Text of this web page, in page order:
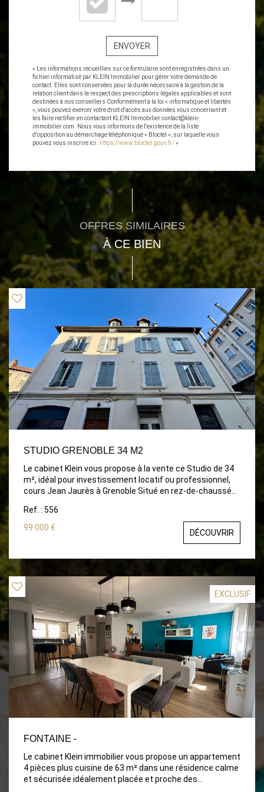
ENVOYER
« Les informations recueillies sur ce formulaire sont enregistrées dans un
fichier informatisé par KLEIN Immobilier pour gérer votre demande de
contact. Elles sont conservées pour la durée nécessaire à la gestion de la
relation client dans le respect des prescriptions légales applicables et sont
destinées à nos conseillers Conformément à la loi « informatique et libertés
», vous pouvez exercer votre droit d'accès aux données vous concernant et
les faire rectifier en contactant KLEIN Immobilier contact@klein-
immobilier.com. Nous vous informons de l'existence de la liste
d'opposition au démarchage téléphonique « Bloctel », sur laquelle vous
pouvez vous inscrire ici : https://www.bloctel.gouv.fr/»
OFFRES SIMILAIRES
À CE BIEN
STUDIO GRENOBLE 34 M2
Le cabinet Klein vous propose à la vente ce Studio de 34
m², idéal pour investissement locatif ou professionnel,
cours Jean Jaurès à Grenoble Situé en rez-de-chaussée
présente un grand potentiel, que ce soit pour un
investissement locatif ou professionnel. Accessible par
une porte sécurisée avec digicode, l'accès à la cour
d'un espace de vie fonctionnel de 16.28m2, un coin nuit
différents espaces. Vous y trouverez également une
salle d'eau pratique de 5.61m2. Le tout en parfait état.
Pour compléter ce bien, une cave et un garage à vélos
sont inclus, offrant un espace de stockage
supplémentaire. Ce studio, grâce à sa configuration et
son emplacement, est idéal pour un investissement
professionnel. Situé à proximité des commerces, des
transports en commun et de toutes les commodités, ce
bien est parfaitement adapté à une activité
professionnelle tout en offrant un cadre de vie agréable
et sécurisé.
Ref. : 556
99 000 €
DÉCOUVRIR
EXCLUSIF
FONTAINE -
Le cabinet Klein immobilier vous propose un appartement
4 pièces plus cuisine de 63 m² dans une résidence calme
et sécurisée idéalement placée et proche des